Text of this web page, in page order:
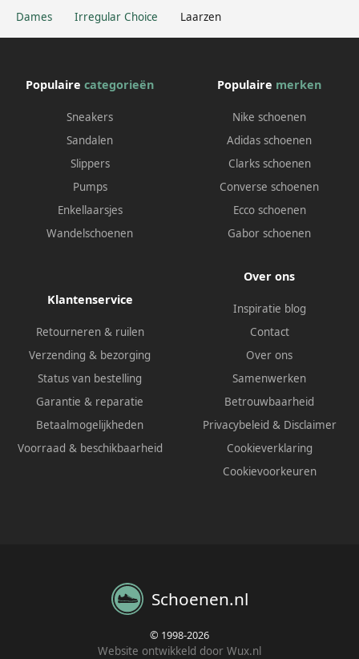
Dames Irregular Choice Laarzen
Populaire categorieën
Sneakers
Sandalen
Slippers
Pumps
Enkellaarsjes
Wandelschoenen
Populaire merken
Nike schoenen
Adidas schoenen
Clarks schoenen
Converse schoenen
Ecco schoenen
Gabor schoenen
Klantenservice
Retourneren & ruilen
Verzending & bezorging
Status van bestelling
Garantie & reparatie
Betaalmogelijkheden
Voorraad & beschikbaarheid
Over ons
Inspiratie blog
Contact
Over ons
Samenwerken
Betrouwbaarheid
Privacybeleid & Disclaimer
Cookieverklaring
Cookievoorkeuren
Schoenen.nl
© 1998-2026
Website ontwikkeld door Wux.nl